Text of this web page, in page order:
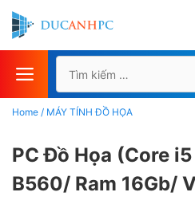
Chuyển
đến
nội
dung
Tìm
kiếm
cho:
Home / MÁY TÍNH ĐỒ HỌA
PC Đồ Họa (Core
B560/ Ram 16Gb/